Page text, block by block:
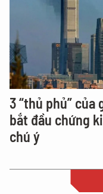
3 “thủ phủ” của
bắt đầu chứng
chú ý